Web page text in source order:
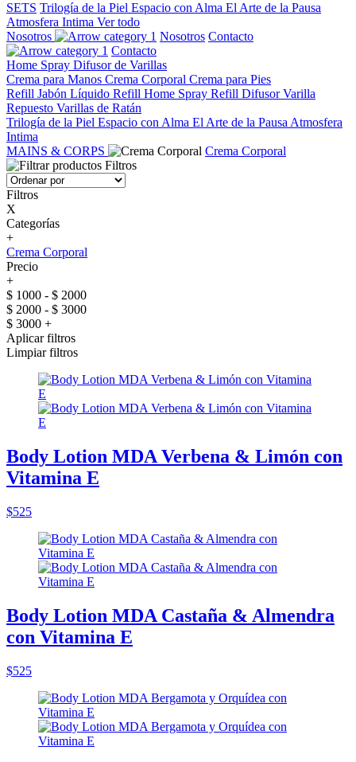
SETS Trilogía de la Piel Espacio con Alma El Arte de la Pausa
Atmosfera Intima Ver todo
Nosotros
Nosotros Contacto
Contacto
Home Spray Difusor de Varillas
Crema para Manos Crema Corporal Crema para Pies
Refill Jabón Líquido Refill Home Spray Refill Difusor Varilla
Repuesto Varillas de Ratán
Trilogía de la Piel Espacio con Alma El Arte de la Pausa Atmosfera
Intima
MAINS & CORPS
Crema Corporal
Filtros
Filtros
X
Categorías
+
Crema Corporal
Precio
+
$ 1000 - $ 2000
$ 2000 - $ 3000
$ 3000 +
Aplicar filtros
Limpiar filtros
Body Lotion MDA Verbena & Limón con
Vitamina E
$525
Body Lotion MDA Castaña & Almendra
con Vitamina E
$525